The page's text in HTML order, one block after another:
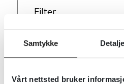
Samtykke
Vårt nettsted bruker
Filter
1Treff